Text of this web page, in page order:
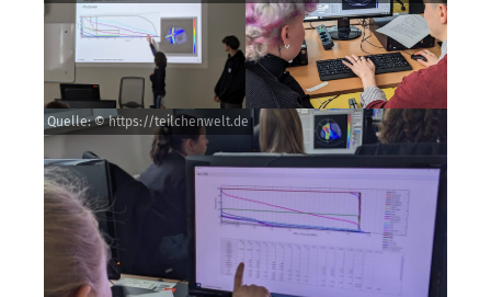
Quelle: © https://teilchenwelt.de